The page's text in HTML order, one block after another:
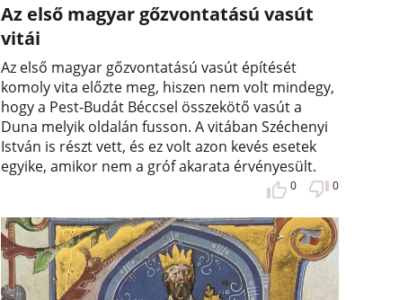
Az első magyar gőzvontatású vasút
vitái
Az első magyar gőzvontatású vasút építését
komoly vita előzte meg, hiszen nem volt mindegy,
hogy a Pest-Budát Béccsel összekötő vasút a
Duna melyik oldalán fusson. A vitában Széchenyi
István is részt vett, és ez volt azon kevés esetek
egyike, amikor nem a gróf akarata érvényesült.
0 0